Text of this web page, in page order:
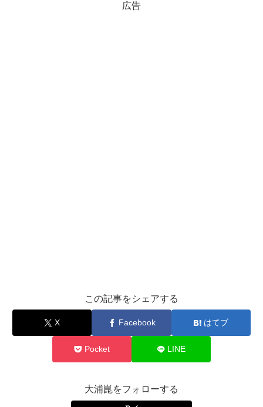
広告
この記事をシェアする
X Facebook はてブ
Pocket LINE
大浦崑をフォローする